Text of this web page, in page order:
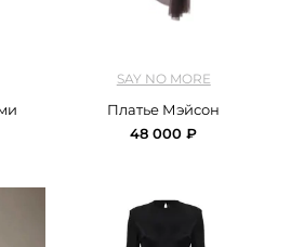
SAY NO MORE
Платье Мэйсон
48 000 ₽